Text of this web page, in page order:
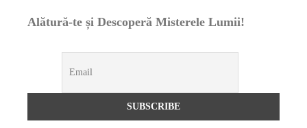
Alătură-te și Descoperă Misterele Lumii!